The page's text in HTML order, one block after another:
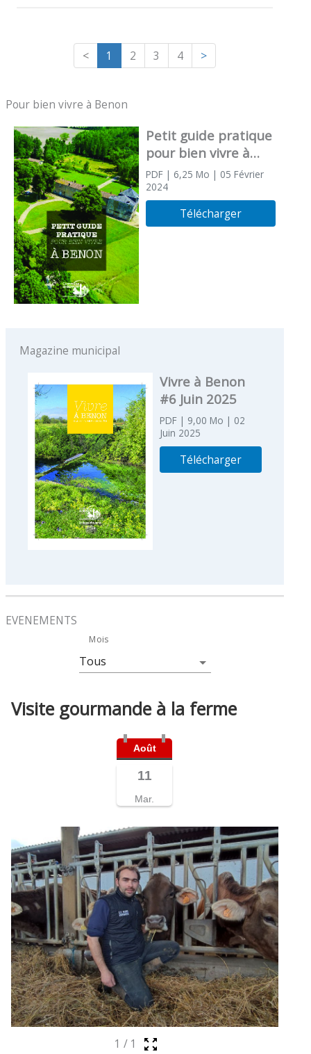
< 1 2 3 4 >
Pour bien vivre à Benon
Petit guide pratique
pour bien vivre à
Benon
PDF| 6,25 Mo | 05 Février
2024
Télécharger
Magazine municipal
Vivre à Benon
#6 Juin 2025
PDF| 9,00 Mo | 02
Juin 2025
Télécharger
EVENEMENTS
Mois
Visite gourmande à la ferme
Août
11
Mar.
1 / 1